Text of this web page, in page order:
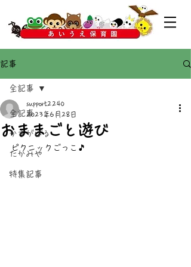
記事
全記事
かすがばる
たかみや
特集記事
全記事
おままごと遊び
support2240
2023年6月28日
ピクニックごっこ🎵